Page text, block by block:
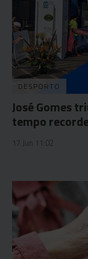
DESPORTO
José Gomes
tempo
17 Jun 11:02